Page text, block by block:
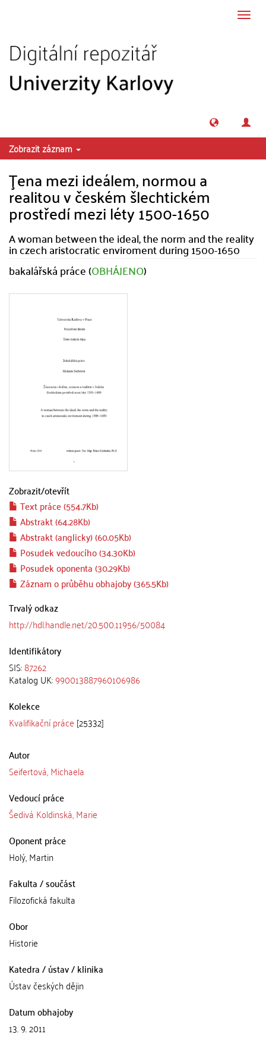
Zobrazit záznam
Ţena mezi ideálem, normou a
realitou v českém šlechtickém
prostředí mezi léty 1500-1650
A woman between the ideal, the norm and the reality
in czech aristocratic enviroment during 1500-1650
bakalářská práce (OBHÁJENO)
Zobrazit/otevřít
Text práce (554.7Kb)
Abstrakt (64.28Kb)
Abstrakt (anglicky) (60.05Kb)
Posudek vedoucího (34.30Kb)
Posudek oponenta (30.29Kb)
Záznam o průběhu obhajoby (365.5Kb)
Trvalý odkaz
http://hdl.handle.net/20.500.11956/50084
Identifikátory
SIS:87262
Katalog UK:990013887960106986
Kolekce
Kvalifikační práce [25332]
Autor
Seifertová, Michaela
Vedoucí práce
Šedivá Koldinská, Marie
Oponent práce
Holý, Martin
Fakulta / součást
Filozofická fakulta
Obor
Historie
Katedra / ústav / klinika
Ústav českých dějin
Datum obhajoby
13. 9. 2011